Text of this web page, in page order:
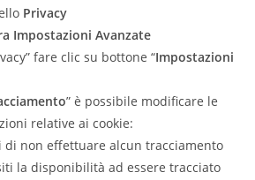
Privacy
Impostazioni Avanzate
fare clic su bottone “Impostazioni
” è possibile modificare le
relative ai cookie:
di non effettuare alcun tracciamento
la disponibilità ad essere tracciato